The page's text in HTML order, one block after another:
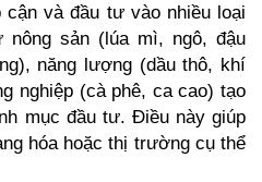
và đầu tư vào nhiều loại
nông sản (lúa mì, ngô, đậu
năng lượng (dầu thô, khí
nghiệp (cà phê, ca cao) tạo
mục đầu tư. Điều này giúp
hóa hoặc thị trường cụ thể